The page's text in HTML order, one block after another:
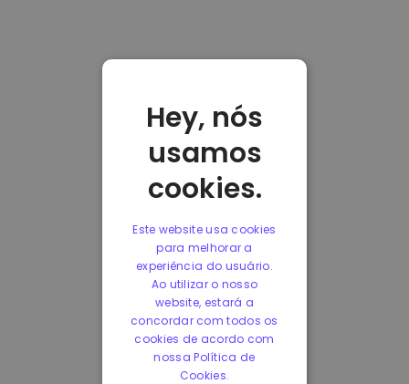
Hey, nós
usamos
cookies.
Este website usa cookies
para melhorar a
experiência do usuário.
Ao utilizar o nosso
website, estará a
concordar com todos os
cookies de acordo com
nossa Política de
Cookies.